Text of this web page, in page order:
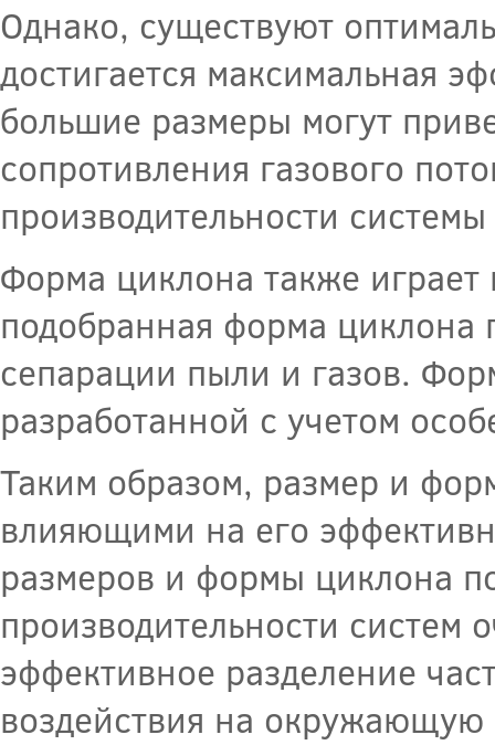
Однако, существуют
достигается максимальная
большие размеры могут
сопротивления газового
производительности
Форма циклона также
подобранная форма циклона
сепарации пыли и газов.
разработанной с учетом
Таким образом, размер и
влияющими на его
размеров и формы циклона
производительности систем
эффективное разделение
воздействия на окружающую